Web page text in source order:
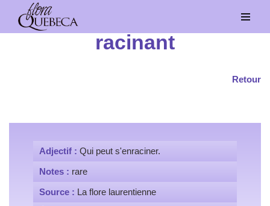
Aller
racinant
Retour
Adjectif : Qui peut s'enraciner.
Notes : rare
Source : La flore laurentienne